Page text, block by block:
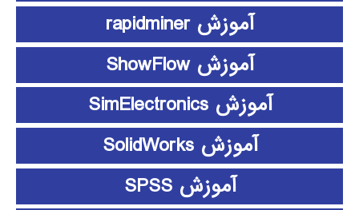
آموزش rapidminer
آموزش ShowFlow
آموزش SimElectronics
آموزش SolidWorks
آموزش SPSS